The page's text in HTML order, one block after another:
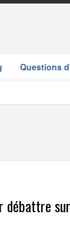
Questions